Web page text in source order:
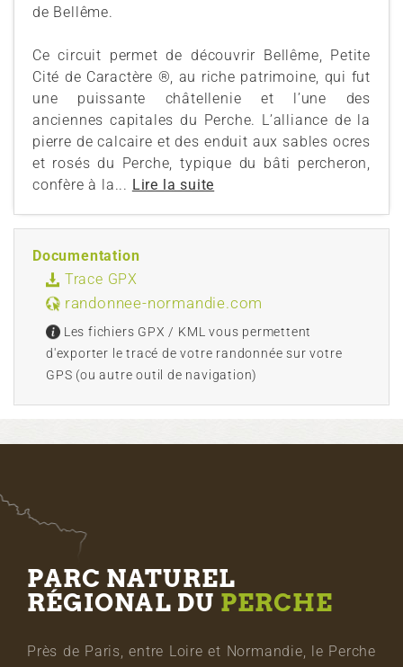
de Bellême.
Ce circuit permet de découvrir Bellême, Petite
Cité de Caractère ®, au riche patrimoine, qui fut
une puissante châtellenie et l’une des
anciennes capitales du Perche. L’alliance de la
pierre de calcaire et des enduit aux sables ocres
et rosés du Perche, typique du bâti percheron,
confère à la... Lire la suite
Documentation
Trace GPX
randonnee-normandie.com
Les fichiers GPX / KML vous permettent
d'exporter le tracé de votre randonnée sur votre
GPS (ou autre outil de navigation)
PARC NATUREL
RÉGIONAL DU PERCHE
Près de Paris, entre Loire et Normandie, le Perche